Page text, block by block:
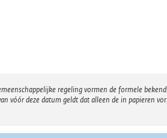
regeling vormen de formele
vóór deze datum geldt dat alleen de in papieren